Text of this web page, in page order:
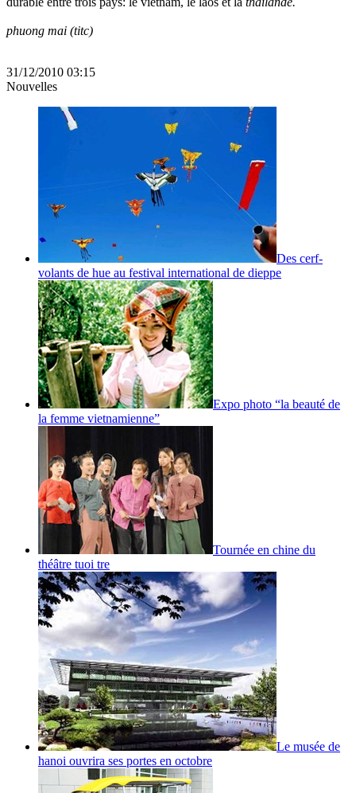
phuong mai (titc)
31/12/2010 03:15
Nouvelles
Des cerf-
volants de hue au festival international de dieppe
Expo photo “la beauté de
la femme vietnamienne”
Tournée en chine du
théâtre tuoi tre
Le musée de
hanoi ouvrira ses portes en octobre